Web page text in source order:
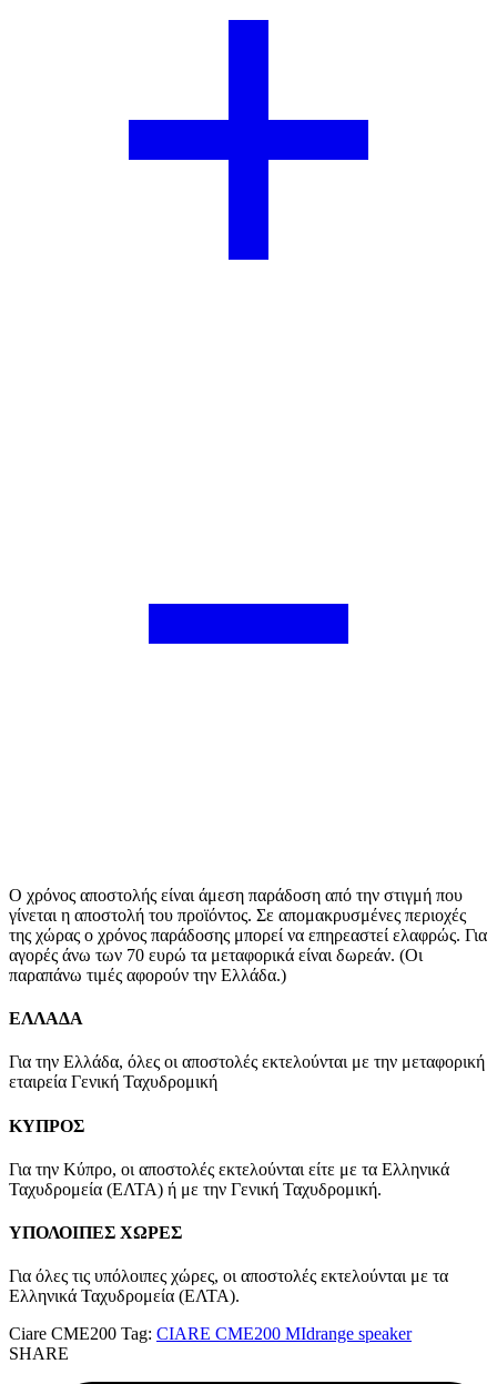
Ο χρόνος αποστολής είναι άμεση παράδοση από την στιγμή που
γίνεται η αποστολή του προϊόντος. Σε απομακρυσμένες περιοχές
της χώρας ο χρόνος παράδοσης μπορεί να επηρεαστεί ελαφρώς. Για
αγορές άνω των 70 ευρώ τα μεταφορικά είναι δωρεάν. (Οι
παραπάνω τιμές αφορούν την Ελλάδα.)
ΕΛΛΑΔΑ
Για την Ελλάδα, όλες οι αποστολές εκτελούνται με την μεταφορική
εταιρεία Γενική Ταχυδρομική
ΚΥΠΡΟΣ
Για την Κύπρο, οι αποστολές εκτελούνται είτε με τα Ελληνικά
Ταχυδρομεία (ΕΛΤΑ) ή με την Γενική Ταχυδρομική.
ΥΠΟΛΟΙΠΕΣ ΧΩΡΕΣ
Για όλες τις υπόλοιπες χώρες, οι αποστολές εκτελούνται με τα
Ελληνικά Ταχυδρομεία (ΕΛΤΑ).
Ciare CME200 Tag: CIARE CME200 MIdrange speaker
SHARE